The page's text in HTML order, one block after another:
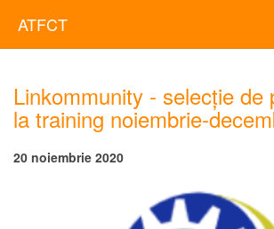
ATFCT
Linkommunity - selecție de
la training noiembrie-
20 noiembrie 2020